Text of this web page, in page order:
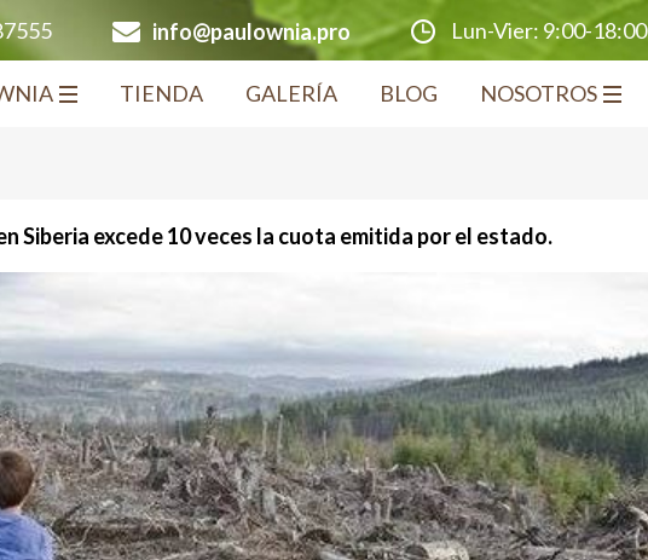
info@paulownia.pro Lun-Vier: 9:00-18:00
TIENDA GALERÍA BLOG NOSOTROS
Siberia excede 10 veces la cuota emitida por el estado.